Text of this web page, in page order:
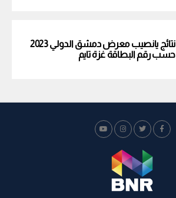
نتائج يانصيب معرض دمشق الدولي 2023
حسب رقم البطاقة غزة تايم